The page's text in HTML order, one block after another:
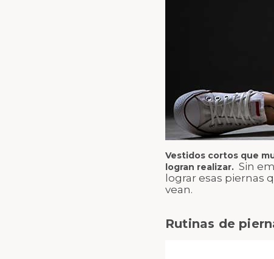
Vestidos cortos que
logran realizar. Sin
lograr esas piernas
vean.
Rutinas de